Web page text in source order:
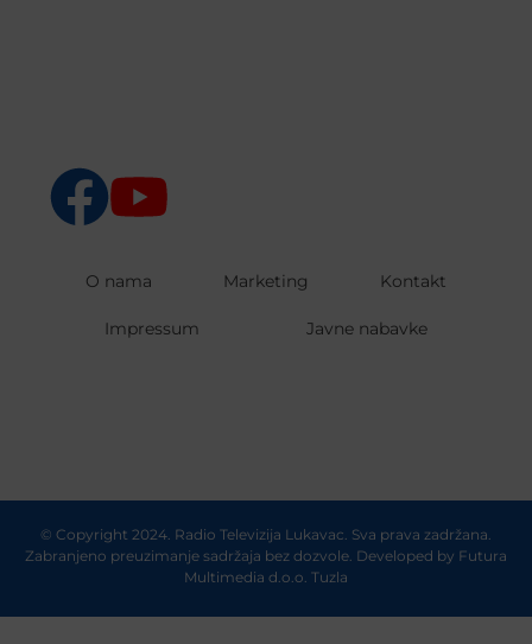
O nama Marketing Kontakt
Impressum Javne nabavke
© Copyright 2024. Radio Televizija Lukavac. Sva prava zadržana.
Zabranjeno preuzimanje sadržaja bez dozvole. Developed by Futura
Multimedia d.o.o. Tuzla